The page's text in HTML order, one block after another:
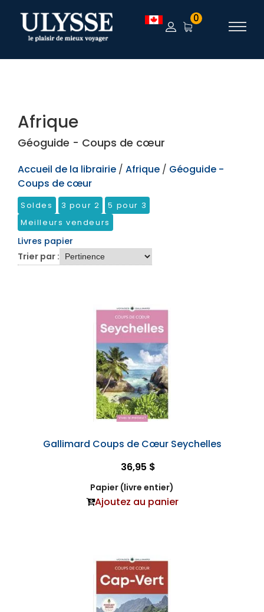
TEST 0
Afrique
Géoguide - Coups de cœur
Accueil de la librairie / Afrique / Géoguide -
Coups de cœur
Soldes 3 pour 2
5 pour 3
Meilleurs vendeurs
Livres papier
Trier par :
Gallimard Coups de Cœur Seychelles
36,95 $
Papier (livre entier)
Ajoutez au panier